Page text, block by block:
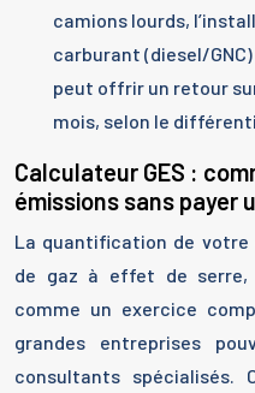
camions lourds,
carburant (diesel/
peut offrir un retour
mois, selon le
Calculateur GES :
émissions sans payer
La quantification de votre
de gaz à effet de serre,
comme un exercice
grandes entreprises
consultants spécialisés.